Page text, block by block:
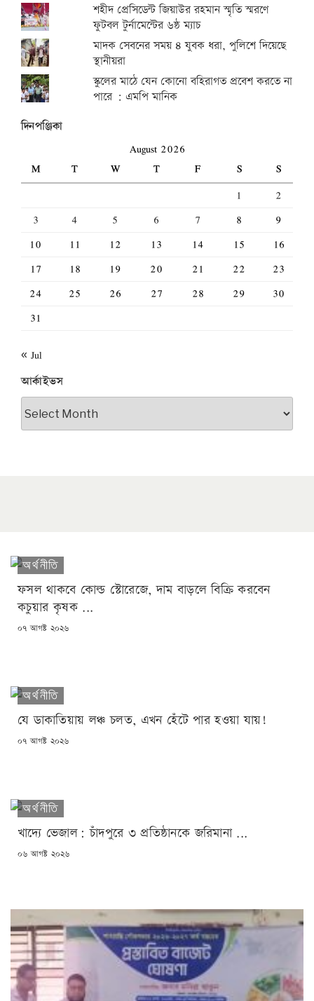
শহীদ প্রেসিডেন্ট জিয়াউর রহমান স্মৃতি স্মরণে
ফুটবল টুর্নামেন্টের ৬ষ্ঠ ম্যাচ
মাদক সেবনের সময় ৪ যুবক ধরা, পুলিশে দিয়েছে
স্থানীয়রা
স্কুলের মাঠে যেন কোনো বহিরাগত প্রবেশ করতে না
পারে : এমপি মানিক
দিনপঞ্জিকা
August 2026
M
T W T F S
S
1
2
3
4 5 6 7 8
9
10
11 12 13 14 15
16
17
18 19 20 21 22
23
24
25 26 27 28 29
30
31
« Jul
আর্কাইভস
আর্কাইভস
অর্থনীতি
ফসল থাকবে কোল্ড স্টোরেজে, দাম বাড়লে বিক্রি করবেন
কচুয়ার কৃষক ...
POSTED
০৭ আগষ্ট ২০২৬
অর্থনীতি
যে ডাকাতিয়ায় লঞ্চ চলত, এখন হেঁটে পার হওয়া যায়!
POSTED
০৭ আগষ্ট ২০২৬
অর্থনীতি
খাদ্যে ভেজাল: চাঁদপুরে ৩ প্রতিষ্ঠানকে জরিমানা ...
POSTED
০৬ আগষ্ট ২০২৬